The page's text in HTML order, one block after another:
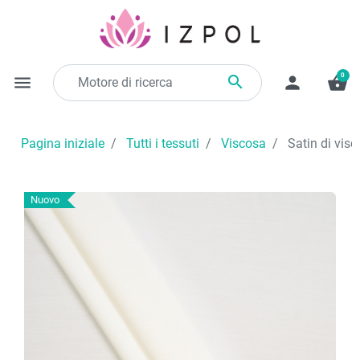
menu  person shopping_basket
0
Pagina iniziale Tutti i tessuti Viscosa Satin di
Nuovo